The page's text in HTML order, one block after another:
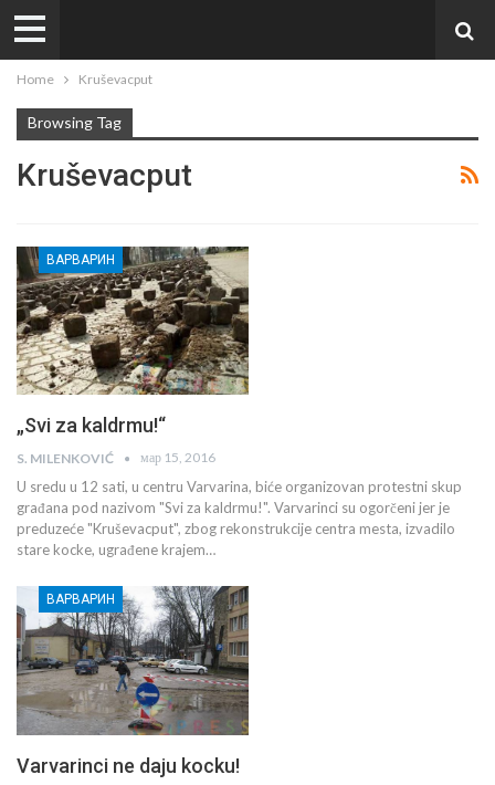
Home Kruševacput
Browsing Tag
Kruševacput
ВАРВАРИН
„Svi za kaldrmu!“
S. MILENKOVIĆ мар 15, 2016
U sredu u 12 sati, u centru Varvarina, biće organizovan protestni skup
građana pod nazivom "Svi za kaldrmu!". Varvarinci su ogorčeni jer je
preduzeće "Kruševacput", zbog rekonstrukcije centra mesta, izvadilo
stare kocke, ugrađene krajem…
ВАРВАРИН
Varvarinci ne daju kocku!